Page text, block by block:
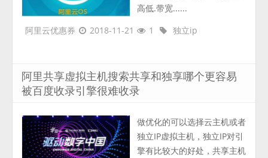
高低.带宽......
阿里云优惠券
2018-11-21 1 独立ip
阿里共享虚拟主机搜索共享和独享哪个更容易
被百度收录引擎很难收录
做优化的可以选择云主机或者
独立IP虚拟主机，独立IP对引
擎有比较大的好处，共享主机